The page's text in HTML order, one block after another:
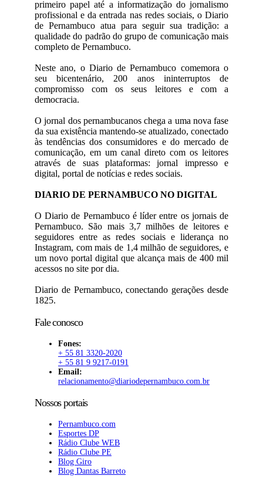
primeiro papel até a informatização do jornalismo
profissional e da entrada nas redes sociais, o Diario
de Pernambuco atua para seguir sua tradição: a
qualidade do padrão do grupo de comunicação mais
completo de Pernambuco.
Neste ano, o Diario de Pernambuco comemora o
seu bicentenário, 200 anos ininterruptos de
compromisso com os seus leitores e com a
democracia.
O jornal dos pernambucanos chega a uma nova fase
da sua existência mantendo-se atualizado, conectado
às tendências dos consumidores e do mercado de
comunicação, em um canal direto com os leitores
através de suas plataformas: jornal impresso e
digital, portal de notícias e redes sociais.
DIARIO DE PERNAMBUCO NO DIGITAL
O Diario de Pernambuco é líder entre os jornais de
Pernambuco. São mais 3,7 milhões de leitores e
seguidores entre as redes sociais e liderança no
Instagram, com mais de 1,4 milhão de seguidores, e
um novo portal digital que alcança mais de 400 mil
acessos no site por dia.
Diario de Pernambuco, conectando gerações desde
1825.
Fale conosco
Fones:
+ 55 81 3320-2020
+ 55 81 9 9217-0191
Email:
relacionamento@diariodepernambuco.com.br
Nossos portais
Pernambuco.com
Esportes DP
Rádio Clube WEB
Rádio Clube PE
Blog Giro
Blog Dantas Barreto